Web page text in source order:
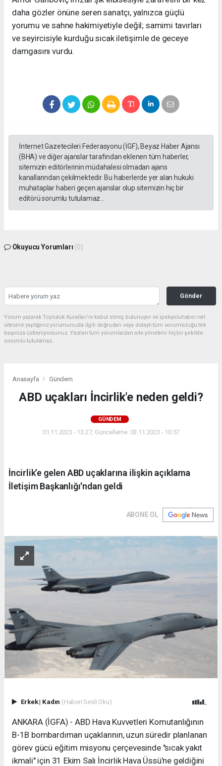
daha gözler önüne seren sanatçı, yalnızca güçlü
yorumu ve sahne hakimiyetiyle değil; samimi tavırları
ve seyircisiyle kurduğu sıcak iletişimle de geceye
damgasını vurdu.
İnternet Gazetecileri Federasyonu (İGF), Beyaz Haber Ajansı
(BHA) ve diğer ajanslar tarafından eklenen tüm haberler,
sitemizin editörlerinin müdahalesi olmadan ajans
kanallarından çekilmektedir. Bu haberlerde yer alan hukuki
muhataplar haberi geçen ajanslar olup sitemizin hiç bir
editörü sorumlu tutulamaz...
Okuyucu Yorumları (0)
Gönder
Yorum yazarak Topluluk Kuralları’nı kabul etmiş bulunuyor ve ipekyoluhaber.net
sitesine yaptığınız yorumunuzla ilgili doğrudan veya dolaylı tüm sorumluluğu tek
başınıza üstleniyorsunuz. Yazılan tüm yorumlardan site yönetimi hiçbir şekilde
sorumlu tutulamaz.
Anasayfa Gündem
ABD uçakları İncirlik'e neden geldi?
GÜNDEM
01.11.2023 - 13:27, Güncelleme: 03.11.2023 - 10:57
İncirlik’e gelen ABD uçaklarına ilişkin açıklama
İletişim Başkanlığı'ndan geldi
ABONE OL
Erkek| Kadın (Haberi Sesli Oku)
ANKARA (İGFA) - ABD Hava Kuvvetleri Komutanlığının
B-1B bombardıman uçaklarının, uzun süredir planlanan
görev gücü eğitim misyonu çerçevesinde "sıcak yakıt
ikmali" için 31 Ekim Salı İncirlik Hava Üssü'ne geldiğini